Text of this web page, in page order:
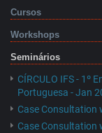
Cursos
Workshops
Seminários
CÍRCULO IFS - 1º
Portuguesa - Jan
Case Consultation
Case Consultation